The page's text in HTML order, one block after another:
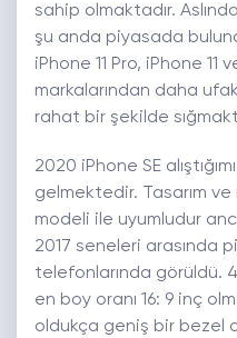
sahip olmaktadır.
şu anda piyasada
iPhone 11 Pro, iPhone 11
markalarından daha
rahat bir şekilde
2020 iPhone SE
gelmektedir. Tasarım
modeli ile uyumludur
2017 seneleri arasında
telefonlarında görüldü.
en boy oranı 16: 9 inç
oldukça geniş bir bezel